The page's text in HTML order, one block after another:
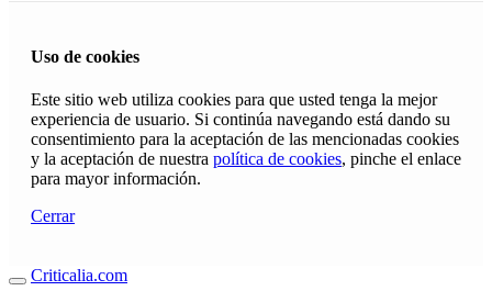
Uso de cookies
Este sitio web utiliza cookies para que usted tenga la mejor
experiencia de usuario. Si continúa navegando está dando su
consentimiento para la aceptación de las mencionadas cookies
y la aceptación de nuestra política de cookies, pinche el enlace
para mayor información.
Cerrar
Criticalia.com